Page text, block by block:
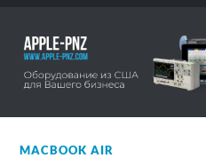
MACBOOK AIR